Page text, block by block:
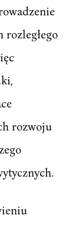
rozległego
rozwoju